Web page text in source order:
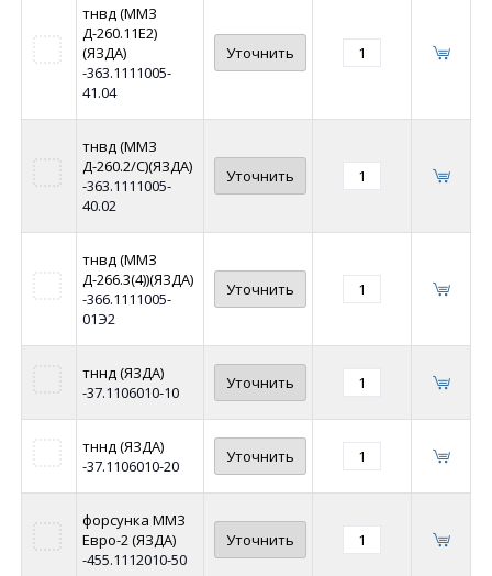
тнвд (ММЗ
Д-260.11Е2)
(ЯЗДА)
-363.1111005-
41.04
Уточнить
тнвд (ММЗ
Д-260.2/С)(ЯЗДА)
-363.1111005-
40.02
Уточнить
тнвд (ММЗ
Д-266.3(4))(ЯЗДА)
-366.1111005-
01Э2
Уточнить
тннд (ЯЗДА)
-37.1106010-10
Уточнить
тннд (ЯЗДА)
-37.1106010-20
Уточнить
форсунка ММЗ
Евро-2 (ЯЗДА)
-455.1112010-50
Уточнить